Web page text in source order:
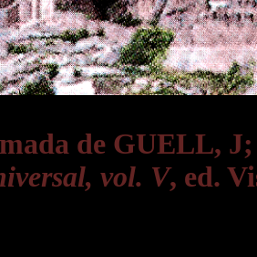
de GUELL,
vol. V, ed.